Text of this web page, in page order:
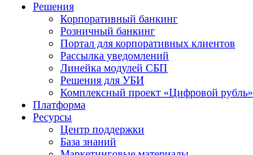
Решения
Корпоративный банкинг
Розничный банкинг
Портал для корпоративных клиентов
Рассылка уведомлений
Линейка модулей СБП
Решения для УБИ
Комплексный проект «Цифровой рубль»
Платформа
Ресурсы
Центр поддержки
База знаний